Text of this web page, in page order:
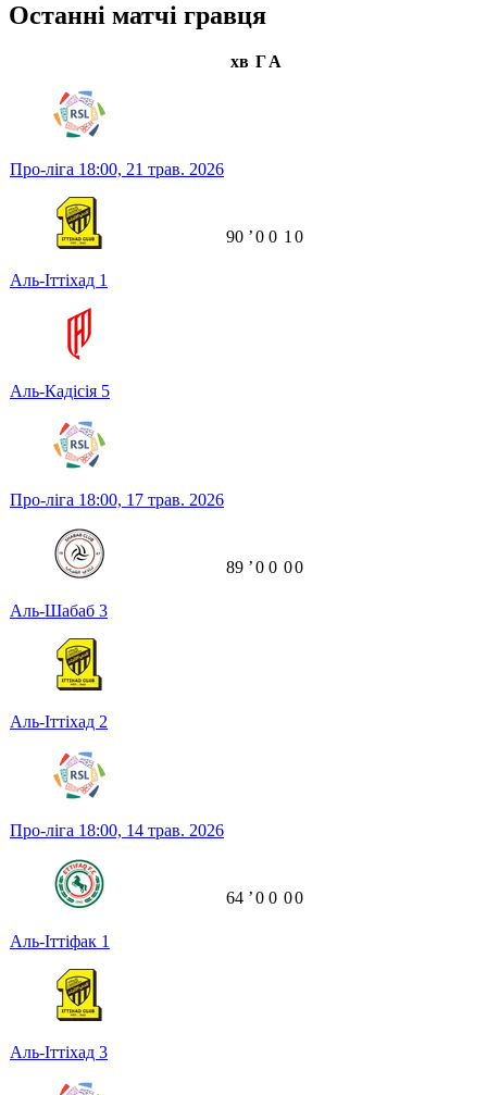
Останні матчі гравця
хв ГА
Про-ліга 18:00, 21 трав. 2026
Аль-Іттіхад 1
Аль-Кадісія 5
90 ʼ0 0 1 0
Про-ліга 18:00, 17 трав. 2026
Аль-Шабаб 3
Аль-Іттіхад 2
89 ʼ0 0 00
Про-ліга 18:00, 14 трав. 2026
Аль-Іттіфак 1
Аль-Іттіхад 3
64 ʼ0 0 00